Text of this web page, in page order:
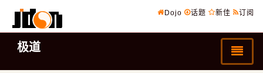
Dojo 话题 新佳 订阅
极道